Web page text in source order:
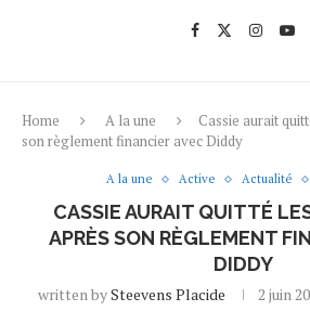
Home A la une
Cassie aurait
son règlement financier avec Diddy
A la une Active Actualité
CASSIE AURAIT QUITTÉ
APRÈS SON RÈGLEMENT
DIDDY
written bySteevens Placide 2 juin